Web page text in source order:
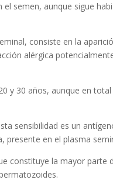
semen, aunque sigue
consiste en la
alérgica
y 30 años, aunque en
sensibilidad es un
presente en el plasma
constituye la mayor parte